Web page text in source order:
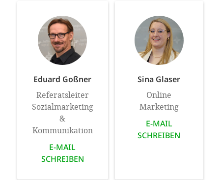
Eduard Goßner
Referatsleiter
Sozialmarketing
&
Kommunikation
E-MAIL
SCHREIBEN
Sina Glaser
Online
Marketing
E-MAIL
SCHREIBEN